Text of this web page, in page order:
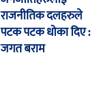
राजनीतिक दलहरुले
पटक पटक धोका दिए :
जगत बराम